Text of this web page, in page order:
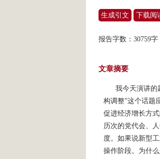
生成引文 下载阅
报告字数：30759字
文章摘要
我今天演讲的
构调整”这个话题
促进经济增长方
历次的党代会、
度。如果说新型
操作阶段。为什